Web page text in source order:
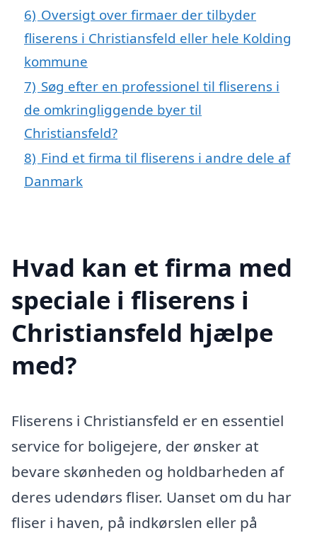
6) Oversigt over firmaer der tilbyder
fliserens i Christiansfeld eller hele Kolding
kommune
7) Søg efter en professionel til fliserens i
de omkringliggende byer til
Christiansfeld?
8) Find et firma til fliserens i andre dele af
Danmark
Hvad kan et firma med
speciale i fliserens i
Christiansfeld hjælpe
med?
Fliserens i Christiansfeld er en essentiel
service for boligejere, der ønsker at
bevare skønheden og holdbarheden af
deres udendørs fliser. Uanset om du har
fliser i haven, på indkørslen eller på